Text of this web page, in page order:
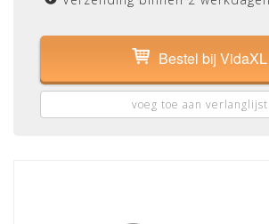
Bestel bij VidaXL
voeg toe aan verlanglijst